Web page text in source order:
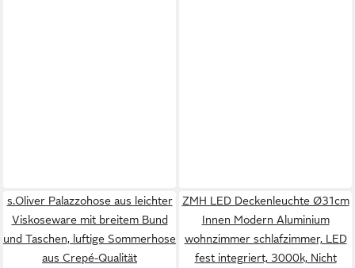
s.Oliver Palazzohose aus leichter
Viskoseware mit breitem Bund
und Taschen, luftige Sommerhose
aus Crepé-Qualität
ZMH LED Deckenleuchte Ø31cm
Innen Modern Aluminium
wohnzimmer schlafzimmer, LED
fest integriert, 3000k, Nicht